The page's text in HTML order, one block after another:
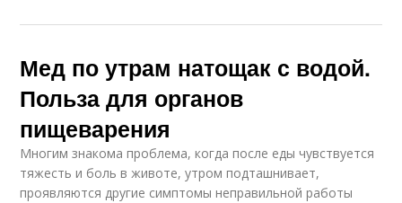
Мед по утрам натощак с водой.
Польза для органов
пищеварения
Многим знакома проблема, когда после еды чувствуется
тяжесть и боль в животе, утром подташнивает,
проявляются другие симптомы неправильной работы